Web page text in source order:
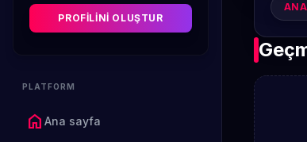
PROFILINI OLUŞTUR
PLATFORM
home Ana sayfa